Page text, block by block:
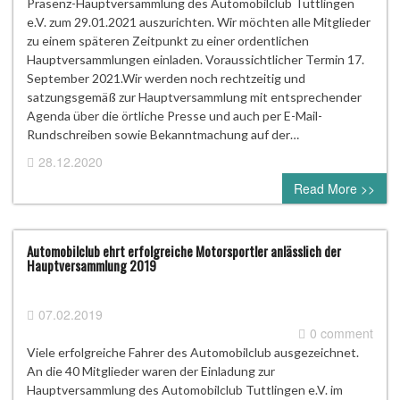
e.V. zum 29.01.2021 auszurichten. Wir möchten alle Mitglieder
zu einem späteren Zeitpunkt zu einer ordentlichen
Hauptversammlungen einladen. Voraussichtlicher Termin 17.
September 2021.Wir werden noch rechtzeitig und
satzungsgemäß zur Hauptversammlung mit entsprechender
Agenda über die örtliche Presse und auch per E-Mail-
Rundschreiben sowie Bekanntmachung auf der…
28.12.2020
0 comment
Read More >>
Automobilclub ehrt erfolgreiche Motorsportler anlässlich der
Hauptversammlung 2019
07.02.2019
0 comment
Viele erfolgreiche Fahrer des Automobilclub ausgezeichnet.
An die 40 Mitglieder waren der Einladung zur
Hauptversammlung des Automobilclub Tuttlingen e.V. im